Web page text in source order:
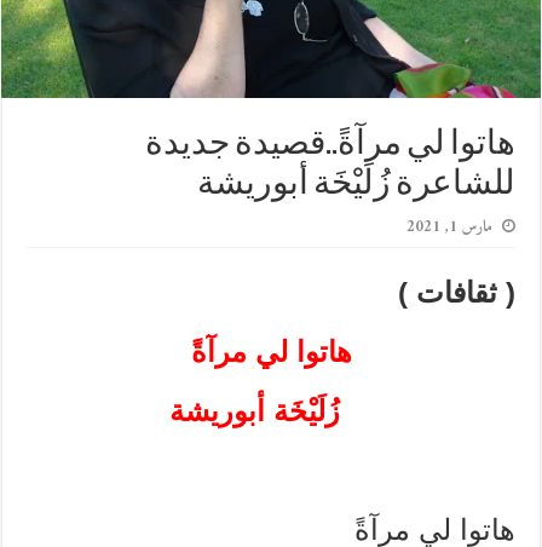
هاتوا لي مرآةً..قصيدة جديدة
للشاعرة زُلَيْخَة أبوريشة
مارس 1, 2021
( ثقافات )
هاتوا لي مرآةً
زُلَيْخَة أبوريشة
هاتوا لي مرآةً